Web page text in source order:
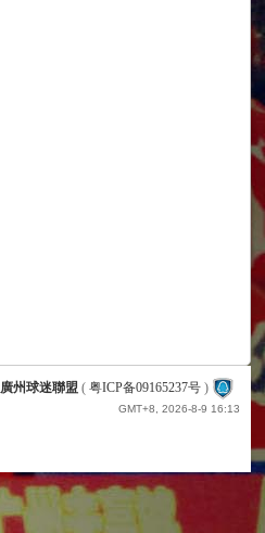
廣州球迷聯盟 ( 粤ICP备09165237号)
GMT+8, 2026-8-9 16:13